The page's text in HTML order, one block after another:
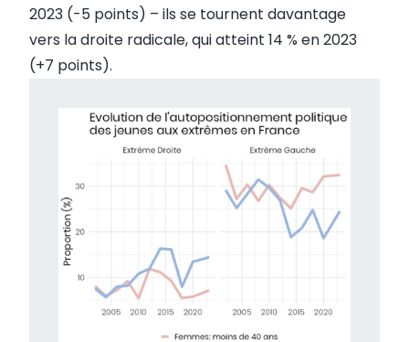
2023 (-5 points) – ils se tournent davantage
vers la droite radicale, qui atteint 14 % en 2023
(+7 points).